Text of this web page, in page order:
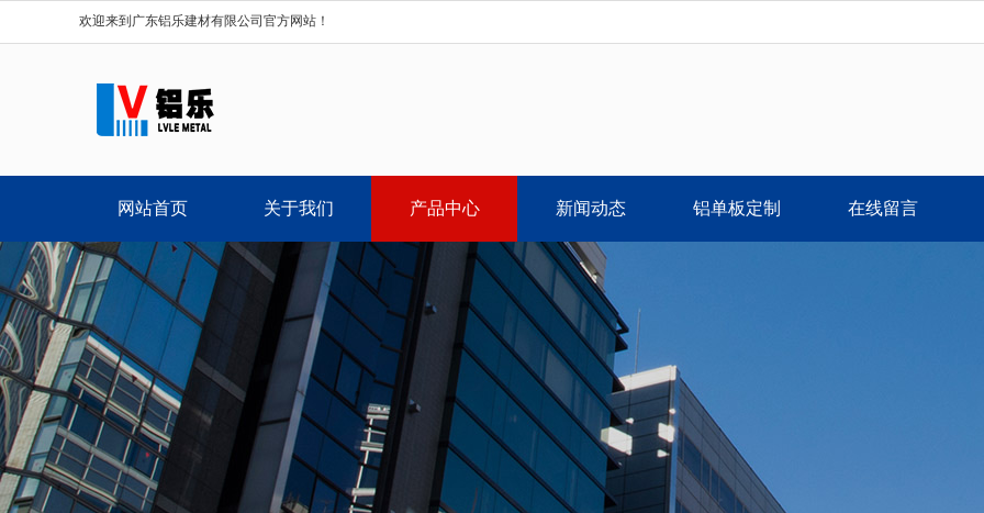
欢迎来到广东铝乐建材有限公司官方网站！
网站首页 关于我们 产品中心 新闻动态 铝单板定制 在线留言